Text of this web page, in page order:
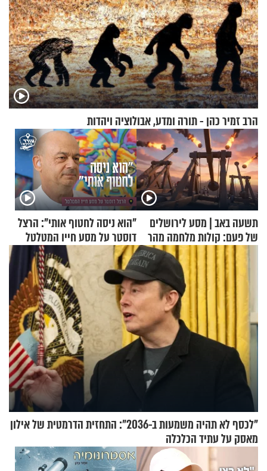
הרב זמיר כהן - תורה ומדע, אבולוציה ויהדות
תשעה באב | מסע לירושלים
של פעם: קולות מלחמה מהר
הזיתים
"הוא ניסה לחטוף אותי": הרצל
דוסטר על מסע חייו המטלטל
"לכסף לא תהיה משמעות ב-2036": התחזית הדרמטית של אילון
מאסק על עתיד הכלכלה